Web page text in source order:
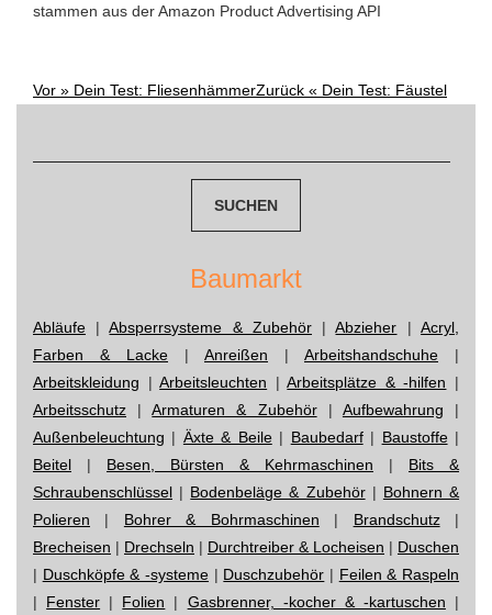
stammen aus der Amazon Product Advertising API
Post
Vor » Dein Test: FliesenhämmerZurück « Dein Test: Fäustel
Baumarkt
Abläufe |Absperrsysteme & Zubehör |Abzieher | Acryl,
Farben & Lacke | Anreißen | Arbeitshandschuhe |
Arbeitskleidung |Arbeitsleuchten |Arbeitsplätze & -hilfen |
Arbeitsschutz |Armaturen & Zubehör| Aufbewahrung |
Außenbeleuchtung | Äxte & Beile| Baubedarf| Baustoffe|
Beitel | Besen, Bürsten & Kehrmaschinen | Bits &
Schraubenschlüssel | Bodenbeläge & Zubehör| Bohnern &
Polieren | Bohrer & Bohrmaschinen | Brandschutz|
Brecheisen | Drechseln | Durchtreiber & Locheisen | Duschen
| Duschköpfe & -systeme | Duschzubehör | Feilen & Raspeln
| Fenster | Folien | Gasbrenner, -kocher & -kartuschen |